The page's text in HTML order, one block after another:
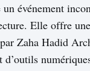
événement
Elle offre
Zaha Hadid